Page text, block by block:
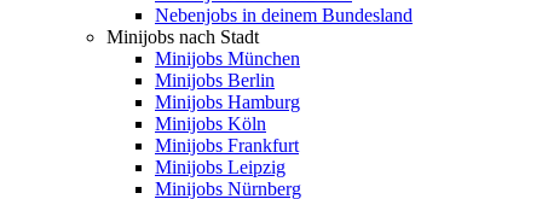
Nebenjobs in deinem Bundesland
Minijobs nach Stadt
Minijobs München
Minijobs Berlin
Minijobs Hamburg
Minijobs Köln
Minijobs Frankfurt
Minijobs Leipzig
Minijobs Nürnberg